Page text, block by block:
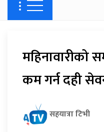
महिनावारीको
कम गर्न दही
सहयात्रा टिभी